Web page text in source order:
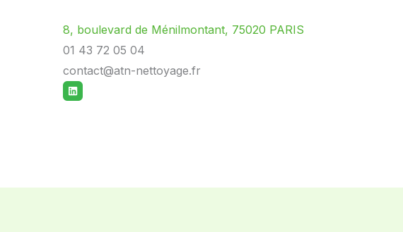
8, boulevard de Ménilmontant, 75020 PARIS
01 43 72 05 04
contact@atn-nettoyage.fr
Linkedin